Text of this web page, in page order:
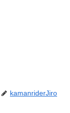
kamanriderJiro